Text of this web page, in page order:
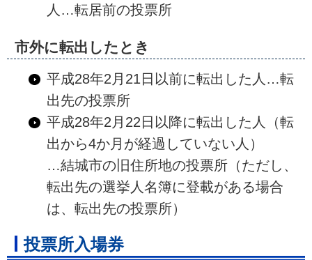
人…転居前の投票所
市外に転出したとき
平成28年2月21日以前に転出した人…転
出先の投票所
平成28年2月22日以降に転出した人（転
出から4か月が経過していない人）
…結城市の旧住所地の投票所（ただし、
転出先の選挙人名簿に登載がある場合
は、転出先の投票所）
投票所入場券